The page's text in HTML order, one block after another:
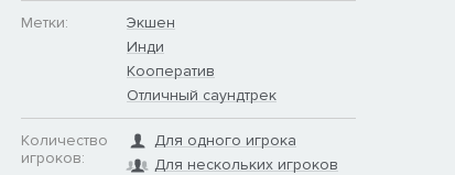
Метки:
Экшен
Инди
Кооператив
Отличный саундтрек
Количество
игроков:
Для одного игрока
Для нескольких игроков